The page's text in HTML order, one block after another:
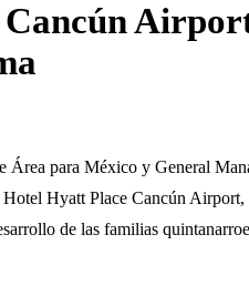
Área para México y General
Hyatt Place Cancún
de las familias